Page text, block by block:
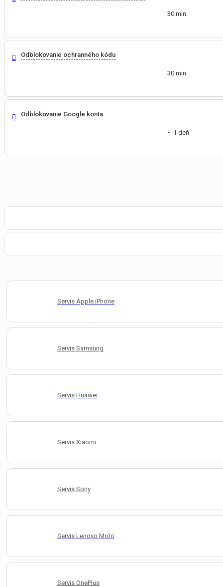
30 min.
Odblokovanie ochranného kódu
30 min.
Odblokovanie Google konta
~ 1 deň
Servis Apple iPhone
Servis Samsung
Servis Huawei
Servis Xiaomi
Servis Sony
Servis Lenovo Moto
Servis OnePlus